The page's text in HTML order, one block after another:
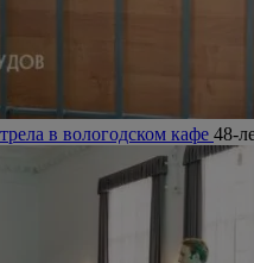
в вологодском кафе 48-